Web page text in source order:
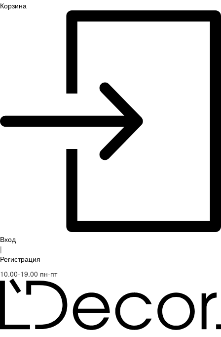
Корзина
Вход
|
Регистрация
10.00-19.00 пн-пт